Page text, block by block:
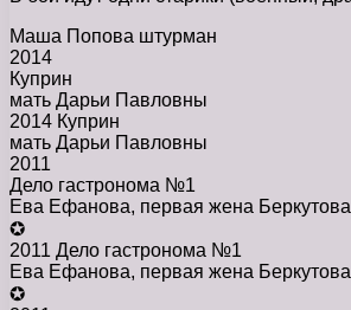
Маша Попова штурман
2014
Куприн
мать Дарьи Павловны
2014 Куприн
мать Дарьи Павловны
2011
Дело гастронома №1
Ева Ефанова, первая жена Беркутова
✪
2011 Дело гастронома №1
Ева Ефанова, первая жена Беркутова
✪